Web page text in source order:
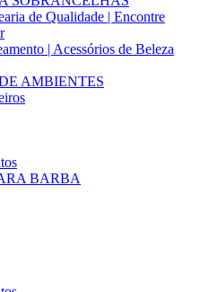
de Qualidade | Encontre
| Acessórios de Beleza
AMBIENTES
BARBA